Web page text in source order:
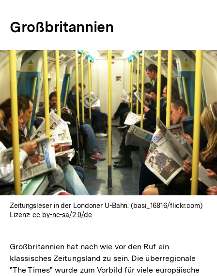
Großbritannien
Zeitungsleser in der Londoner U-Bahn. (basi_16816/flickr.com)
Lizenz:cc by-nc-sa/2.0/de
Großbritannien hat nach wie vor den Ruf ein
klassisches Zeitungsland zu sein. Die überregionale
"The Times" wurde zum Vorbild für viele europäische